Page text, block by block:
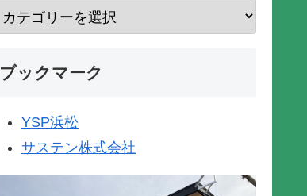
ブックマーク
YSP浜松
サステン株式会社